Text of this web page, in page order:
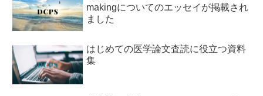
makingについてのエッセイが掲載され
ました
はじめての医学論文査読に役立つ資料
集